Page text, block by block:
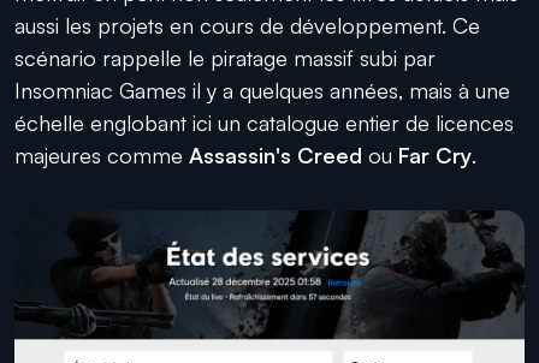
aussi les projets en cours de développement. Ce
scénario rappelle le piratage massif subi par
Insomniac Games il y a quelques années, mais à une
échelle englobant ici un catalogue entier de licences
majeures comme Assassin's Creed ou Far Cry.